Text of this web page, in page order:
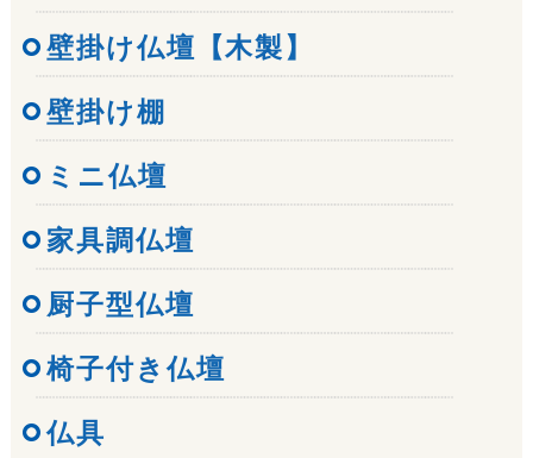
壁掛け仏壇【木製】
壁掛け棚
ミニ仏壇
家具調仏壇
厨子型仏壇
椅子付き仏壇
仏具